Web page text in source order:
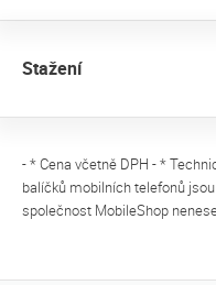
Stažení
- * Cena včetně DPH - *
balíčků mobilních telefonů
společnost MobileShop